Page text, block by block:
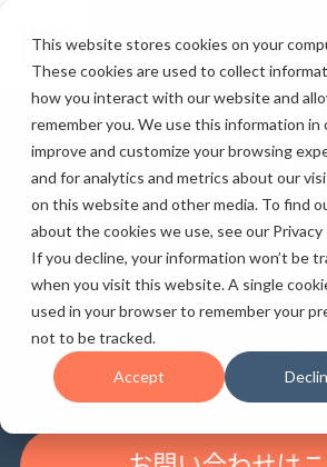
This website stores cookies on your
These cookies are used to collect
how you interact with our website and
remember you. We use this information in
improve and customize your browsing
and for analytics and metrics about our
on this website and other media. To find
about the cookies we use, see our Privacy
If you decline, your information won’t be
when you visit this website. A single
used in your browser to remember your
not to be tracked.
Accept
Marketoから
データ移行サ
株式会社100（ハンドレッド）で
HubSpotへの
データ移行、統合設
カスタマイズ開発、トレーニング
な移行サービスを提供し